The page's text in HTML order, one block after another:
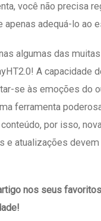
você não precisa
apenas adequá-lo ao
algumas das
A capacidade
se às emoções do
ferramenta
por isso,
e atualizações devem
nos seus